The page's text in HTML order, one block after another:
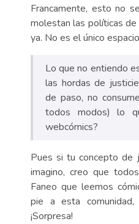
Francamente, esto no
molestan las políticas
ya. No es el único
Lo que no entiendo
las hordas de
de paso, no
todos modos) lo
webcómics?
Pues si tu concepto de
imagino, creo que
Faneo que leemos
pie a esta comunidad,
¡Sorpresa!